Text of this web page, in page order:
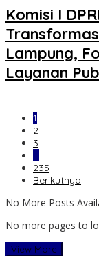
Komisi I
Lampung,
Layanan
1
2
3
…
235
Berikutnya
No More Posts
No more pages to
View More